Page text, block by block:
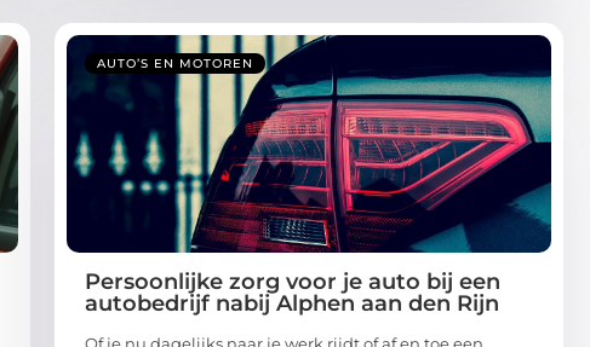
AUTO’S EN MOTOREN
Persoonlijke zorg voor je auto bij een
autobedrijf nabij Alphen aan den Rijn